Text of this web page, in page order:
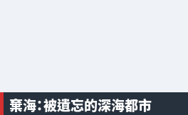
棄海：被遺忘的深海都市